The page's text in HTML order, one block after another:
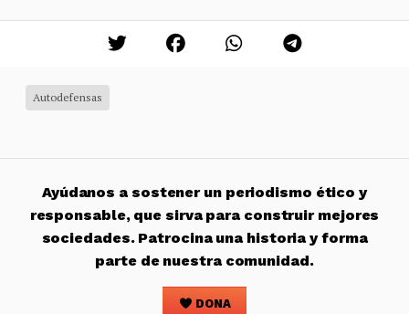
Autodefensas
Ayúdanos a sostener un periodismo ético y
responsable, que sirva para construir mejores
sociedades. Patrocina una historia y forma
parte de nuestra comunidad.
DONA